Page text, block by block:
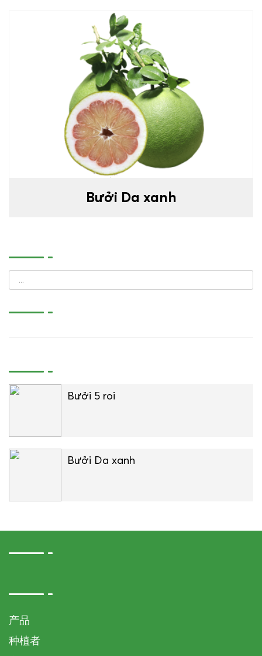
Bưởi 5 roi
Bưởi Da xanh
Bưởi Da xanh
产品
种植者